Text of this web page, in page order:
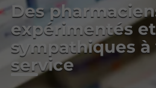
Des
expérimentés et
sympathiques
service